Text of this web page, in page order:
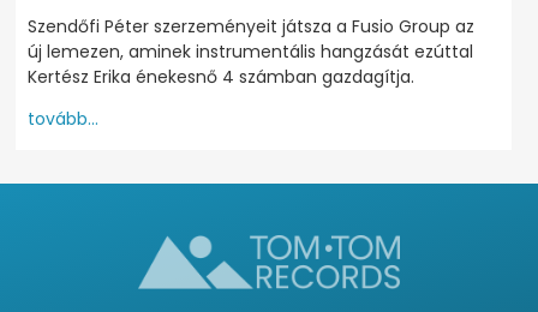
Szendőfi Péter szerzeményeit játsza a Fusio Group az
új lemezen, aminek instrumentális hangzását ezúttal
Kertész Erika énekesnő 4 számban gazdagítja.
tovább...